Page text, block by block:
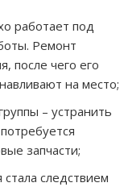
работает под
Ремонт
после чего его
на место;
– устранить
запчасти;
стала следствием